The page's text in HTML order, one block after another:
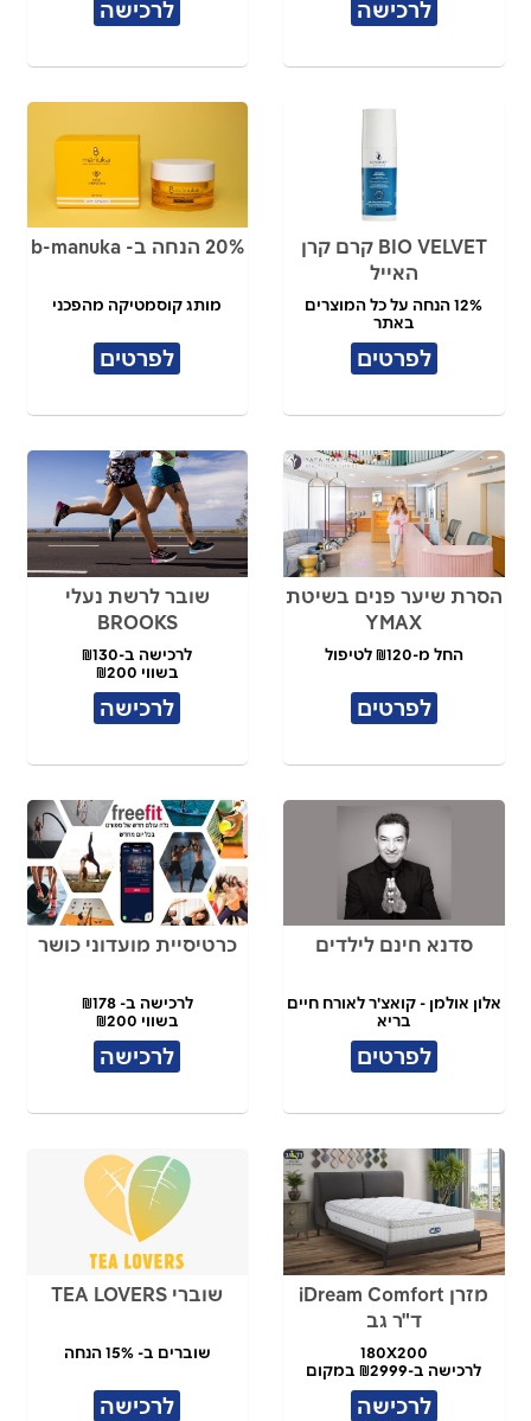
לרכישה לרכישה
BIO VELVET קרם קרן
האייל
12% הנחה על כל המוצרים
באתר
לפרטים
20% הנחה ב- b-manuka
מותג קוסמטיקה מהפכני
לפרטים
הסרת שיער פנים בשיטת
YMAX
החל מ-₪120 לטיפול
לפרטים
שובר לרשת נעלי
BROOKS
לרכישה ב-₪130
בשווי ₪200
לרכישה
סדנא חינם לילדים
אלון אולמן - קואצ'ר לאורח חיים
בריא
לפרטים
כרטיסיית מועדוני כושר
לרכישה ב- ₪178
בשווי ₪200
לרכישה
מזרן iDream Comfort
ד"ר גב
180X200
לרכישה ב-₪2999 במקום
₪7,490
לרכישה
שוברי TEA LOVERS
שוברים ב- 15% הנחה
לרכישה